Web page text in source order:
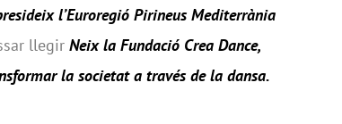
l’Euroregió Pirineus Mediterrània
llegir Neix la Fundació Crea Dance,
la societat a través de la dansa.